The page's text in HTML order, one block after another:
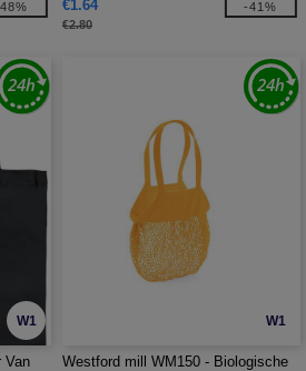
€1.64
€2.80
-41%
W1
Van
W1
Westford mill WM150 - Biologische